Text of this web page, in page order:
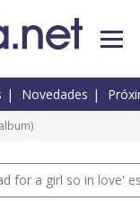
Novedades
for a girl so in love'